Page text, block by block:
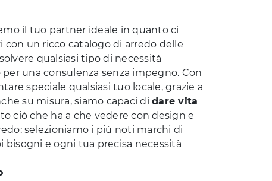
il tuo partner ideale in quanto ci
un ricco catalogo di arredo delle
qualsiasi tipo di necessità
una consulenza senza impegno. Con
speciale qualsiasi tuo locale, grazie a
su misura, siamo capaci di dare vita
ciò che ha a che vedere con design e
selezioniamo i più noti marchi di
e ogni tua precisa necessità